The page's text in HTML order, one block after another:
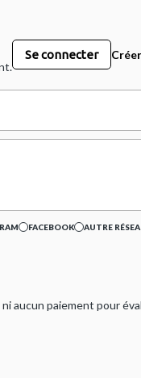
Se connecter
FACEBOOK AUTRE
aucun paiement pour